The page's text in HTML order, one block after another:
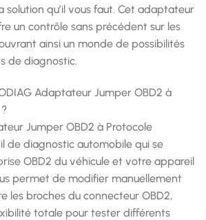
solution qu’il vous faut. Cet adaptateur
un contrôle sans précédent sur les
ainsi un monde de possibilités
de diagnostic.
Adaptateur Jumper OBD2 à
Jumper OBD2 à Protocole
de diagnostic automobile qui se
OBD2 du véhicule et votre appareil
permet de modifier manuellement
les broches du connecteur OBD2,
totale pour tester différents